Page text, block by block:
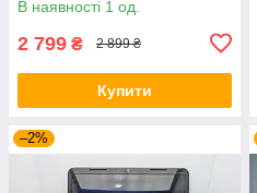
В наявності 1 од.
2 799 ₴ 2 899 ₴
Купити
–2%